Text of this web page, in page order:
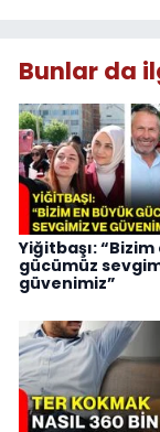
Bunlar da
Yiğitbaşı:
gücümüz
güvenimiz”